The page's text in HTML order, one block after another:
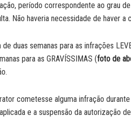
período correspondente ao grau
Não haveria necessidade de haver
duas semanas para as infrações
para as GRAVÍSSIMAS (foto de
cometesse alguma infração
e a suspensão da autorização